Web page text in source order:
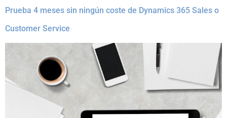
Prueba 4 meses sin ningún coste de Dynamics 365 Sales o
Customer Service